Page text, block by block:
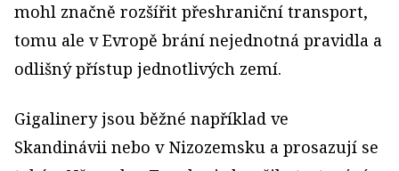
mohl značně rozšířit přeshraniční transport,
tomu ale v Evropě brání nejednotná pravidla a
odlišný přístup jednotlivých zemí.
Gigalinery jsou běžné například ve
Skandinávii nebo v Nizozemsku a prosazují se